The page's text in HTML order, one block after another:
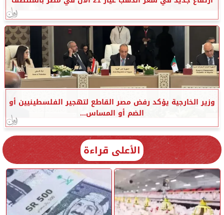
وزير الخارجية يؤكد رفض مصر القاطع لتهجير الفلسطينيين أو
الضم أو المساس...
الأعلى قراءة